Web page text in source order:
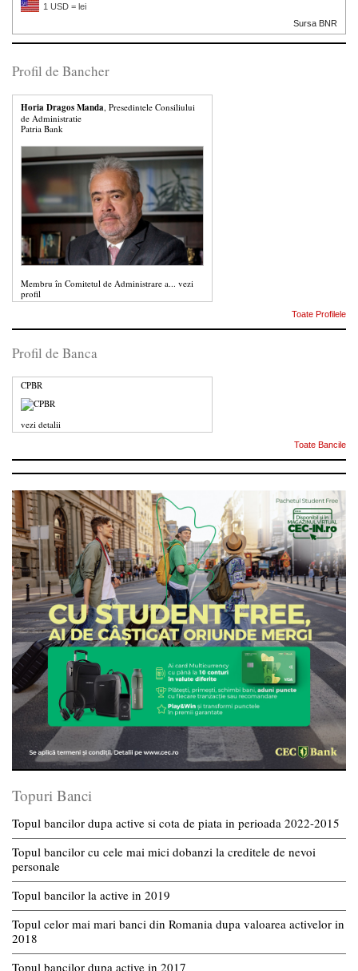
1 USD = lei
Sursa BNR
Profil de Bancher
Horia Dragos Manda , Presedintele Consiliului
de Administratie
Patria Bank
Membru în Comitetul de Administrare a... vezi
profil
Toate Profilele
Profil de Banca
CPBR
vezi detalii
Toate Bancile
Topuri Banci
Topul bancilor dupa active si cota de piata in perioada 2022-2015
Topul bancilor cu cele mai mici dobanzi la creditele de nevoi
personale
Topul bancilor la active in 2019
Topul celor mai mari banci din Romania dupa valoarea activelor in
2018
Topul bancilor dupa active in 2017